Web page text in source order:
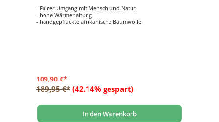
- Fairer Umgang mit Mensch und Natur
- hohe Wärmehaltung
- handgepflückte afrikanische Baumwolle
109,90 €*
189,95 €* (42.14% gespart)
In den Warenkorb